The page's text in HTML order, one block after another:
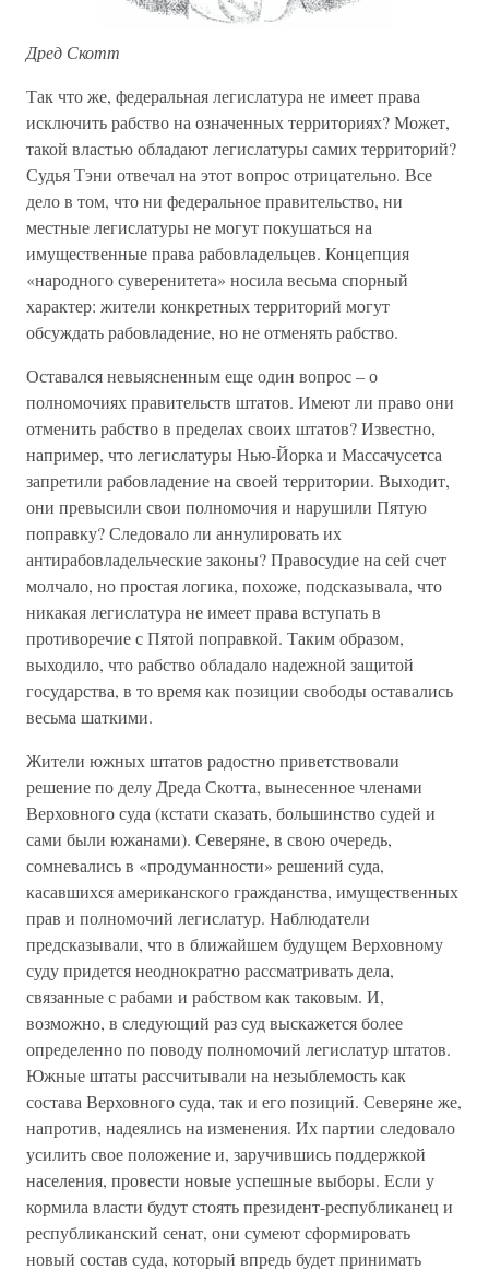
Дред Скотт
Так что же, федеральная легислатура не имеет права
исключить рабство на означенных территориях? Может,
такой властью обладают легислатуры самих территорий?
Судья Тэни отвечал на этот вопрос отрицательно. Все
дело в том, что ни федеральное правительство, ни
местные легислатуры не могут покушаться на
имущественные права рабовладельцев. Концепция
«народного суверенитета» носила весьма спорный
характер: жители конкретных территорий могут
обсуждать рабовладение, но не отменять рабство.
Оставался невыясненным еще один вопрос – о
полномочиях правительств штатов. Имеют ли право они
отменить рабство в пределах своих штатов? Известно,
например, что легислатуры Нью-Йорка и Массачусетса
запретили рабовладение на своей территории. Выходит,
они превысили свои полномочия и нарушили Пятую
поправку? Следовало ли аннулировать их
антирабовладельческие законы? Правосудие на сей счет
молчало, но простая логика, похоже, подсказывала, что
никакая легислатура не имеет права вступать в
противоречие с Пятой поправкой. Таким образом,
выходило, что рабство обладало надежной защитой
государства, в то время как позиции свободы оставались
весьма шаткими.
Жители южных штатов радостно приветствовали
решение по делу Дреда Скотта, вынесенное членами
Верховного суда (кстати сказать, большинство судей и
сами были южанами). Северяне, в свою очередь,
сомневались в «продуманности» решений суда,
касавшихся американского гражданства, имущественных
прав и полномочий легислатур. Наблюдатели
предсказывали, что в ближайшем будущем Верховному
суду придется неоднократно рассматривать дела,
связанные с рабами и рабством как таковым. И,
возможно, в следующий раз суд выскажется более
определенно по поводу полномочий легислатур штатов.
Южные штаты рассчитывали на незыблемость как
состава Верховного суда, так и его позиций. Северяне же,
напротив, надеялись на изменения. Их партии следовало
усилить свое положение и, заручившись поддержкой
населения, провести новые успешные выборы. Если у
кормила власти будут стоять президент-республиканец и
республиканский сенат, они сумеют сформировать
новый состав суда, который впредь будет принимать